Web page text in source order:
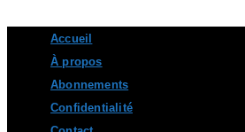
content
Accueil
À propos
Abonnements
Confidentialité